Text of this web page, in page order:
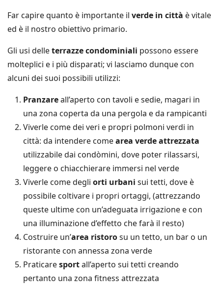
Far capire quanto è importante il verde in città è vitale
ed è il nostro obiettivo primario.
Gli usi delleterrazze condominiali possono essere
molteplici e i più disparati; vi lasciamo dunque con
alcuni dei suoi possibili utilizzi:
Pranzareall’aperto con tavoli e sedie, magari in
una zona coperta da una pergola e da rampicanti
Viverle come dei veri e propri polmoni verdi in
città: da intendere comearea verde attrezzata
utilizzabile dai condòmini, dove poter rilassarsi,
leggere o chiacchierare immersi nel verde
Viverle come degli orti urbani sui tetti, dove è
possibile coltivare i propri ortaggi, (attrezzando
queste ultime con un’adeguata irrigazione e con
una illuminazione d’effetto che farà il resto)
Costruire un’area ristorosu un tetto, un bar o un
ristorante con annessa zona verde
Praticaresportall’aperto sui tetti creando
pertanto una zona fitness attrezzata